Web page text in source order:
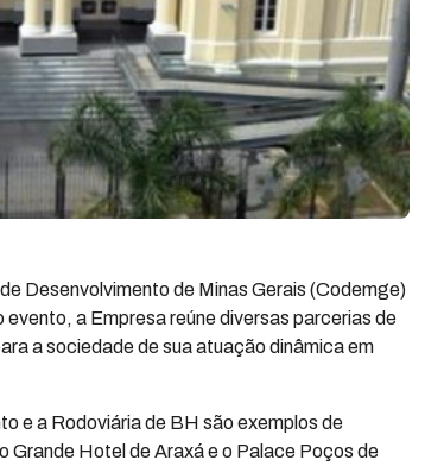
Desenvolvimento de Minas Gerais (Codemge)
a Empresa reúne diversas parcerias de
a sociedade de sua atuação dinâmica em
e a Rodoviária de BH são exemplos de
Grande Hotel de Araxá e o Palace Poços de